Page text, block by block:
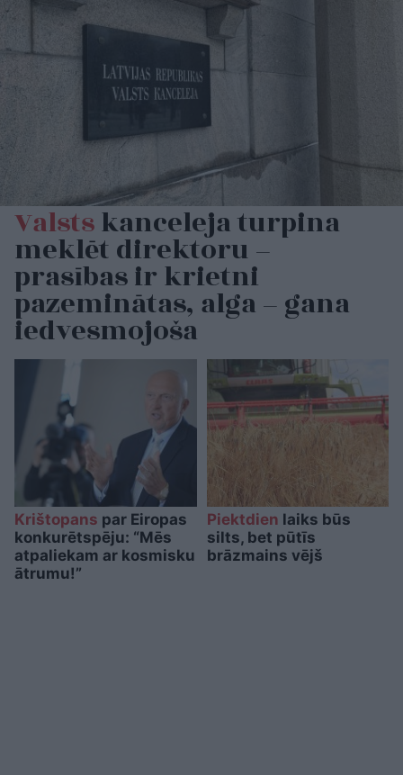
Valstskanceleja turpina
meklēt direktoru –
prasības ir krietni
pazeminātas, alga – gana
iedvesmojoša
Krištopans par Eiropas
konkurētspēju: “Mēs
atpaliekam ar kosmisku
ātrumu!”
Piektdien laiks būs
silts, bet pūtīs
brāzmains vējš